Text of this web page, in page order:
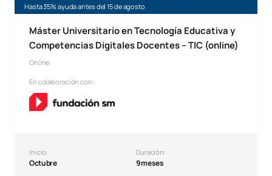
Hasta 35% ayuda antes del 15 de agosto
Máster Universitario en Tecnología Educativa y
Competencias Digitales Docentes – TIC (online)
Online
En colaboración con:
Inicio:
Octubre
Duración:
9 meses